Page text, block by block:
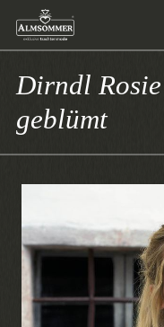
Dirndl
geblümt